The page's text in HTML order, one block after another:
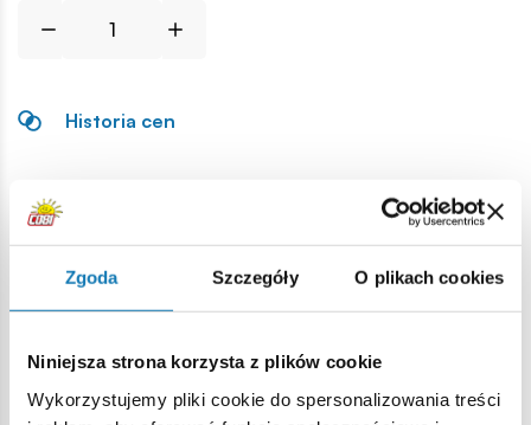
Zgoda Szczegóły O plikach cookies
Niniejsza strona korzysta z plików cookie
Wykorzystujemy pliki cookie do spersonalizowania treści
Historia cen
Opis
Lokalizacja produktu:
Strona główna Klocki na sztuki Hełmy i nakrycia głowy
Ostrzeżenie